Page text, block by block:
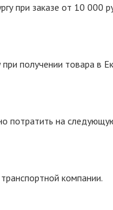
при заказе от 10 000
получении товара в
потратить на
компании.